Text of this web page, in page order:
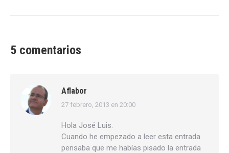
5 comentarios
Aflabor
dice:
27 febrero, 2013 en 20:00
Hola José Luis.
Cuando he empezado a leer esta entrada
pensaba que me habías pisado la entrada